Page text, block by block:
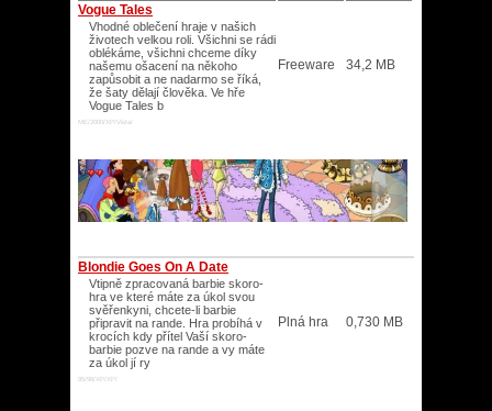
Vogue Tales
Vhodné oblečení hraje v našich
životech velkou roli. Všichni se rádi
oblékáme, všichni chceme díky
našemu ošacení na někoho
zapůsobit a ne nadarmo se říká,
že šaty dělají člověka. Ve hře
Vogue Tales b
ME/2000/XP/Vista/
Freeware 34,2 MB
Blondie Goes On A Date
Vtipně zpracovaná barbie skoro-
hra ve které máte za úkol svou
svěřenkyni, chcete-li barbie
připravit na rande. Hra probíhá v
krocích kdy přítel Vaší skoro-
barbie pozve na rande a vy máte
za úkol jí ry
95/98/XP/XP/
Plná hra 0,730 MB